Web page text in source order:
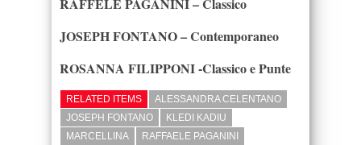
RAFFELE PAGANINI – Classico
JOSEPH FONTANO – Contemporaneo
ROSANNA FILIPPONI -Classico e Punte
RELATED ITEMS
ALESSANDRA CELENTANO
JOSEPH FONTANO
KLEDI KADIU
MARCELLINA
RAFFAELE PAGANINI